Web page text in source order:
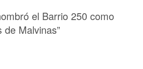
el Barrio 250 como
de Malvinas”